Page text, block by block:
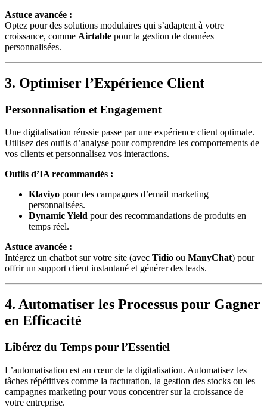
Astuce avancée :
Optez pour des solutions modulaires qui s’adaptent à votre
croissance, comme Airtable pour la gestion de données
personnalisées.
3. Optimiser l’Expérience Client
Personnalisation et Engagement
Une digitalisation réussie passe par une expérience client optimale.
Utilisez des outils d’analyse pour comprendre les comportements de
vos clients et personnalisez vos interactions.
Outils d’IA recommandés :
Klaviyo pour des campagnes d’email marketing
personnalisées.
Dynamic Yield pour des recommandations de produits en
temps réel.
Astuce avancée :
Intégrez un chatbot sur votre site (avec Tidio ou ManyChat) pour
offrir un support client instantané et générer des leads.
4. Automatiser les Processus pour Gagner
en Efficacité
Libérez du Temps pour l’Essentiel
L’automatisation est au cœur de la digitalisation. Automatisez les
tâches répétitives comme la facturation, la gestion des stocks ou les
campagnes marketing pour vous concentrer sur la croissance de
votre entreprise.